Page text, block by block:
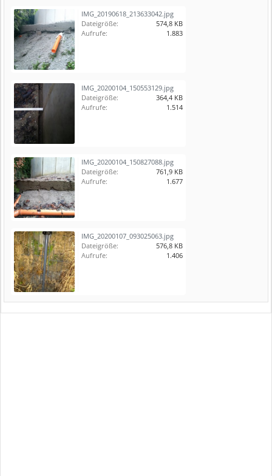
IMG_20190618_213633042.jpg
Dateigröße:
574,8 KB
Aufrufe:
1.883
IMG_20200104_150553129.jpg
Dateigröße:
364,4 KB
Aufrufe:
1.514
IMG_20200104_150827088.jpg
Dateigröße:
761,9 KB
Aufrufe:
1.677
IMG_20200107_093025063.jpg
Dateigröße:
576,8 KB
Aufrufe:
1.406